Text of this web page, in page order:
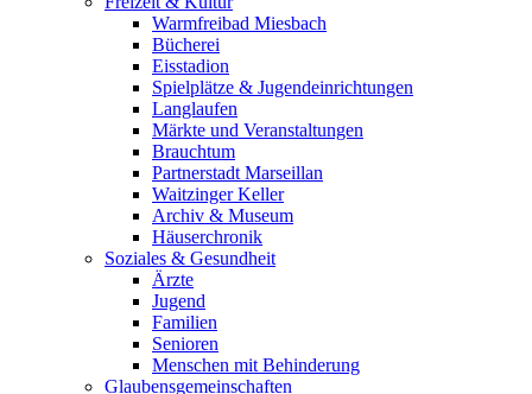
Warmfreibad Miesbach
Bücherei
Eisstadion
Spielplätze & Jugendeinrichtungen
Langlaufen
Märkte und Veranstaltungen
Brauchtum
Partnerstadt Marseillan
Waitzinger Keller
Archiv & Museum
Häuserchronik
Soziales & Gesundheit
Ärzte
Jugend
Familien
Senioren
Menschen mit Behinderung
Glaubensgemeinschaften